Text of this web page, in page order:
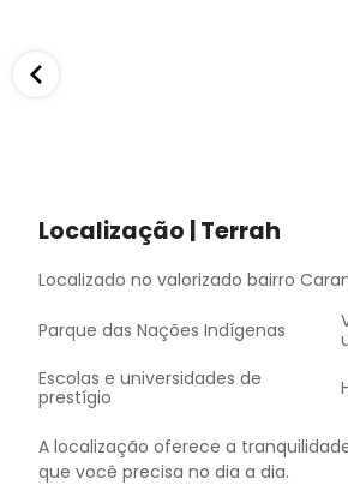
Localização | Terrah
Localizado no valorizado bairro
Parque das Nações Indígenas
Escolas e universidades de
prestígio
A localização oferece a
que você precisa no dia a dia.